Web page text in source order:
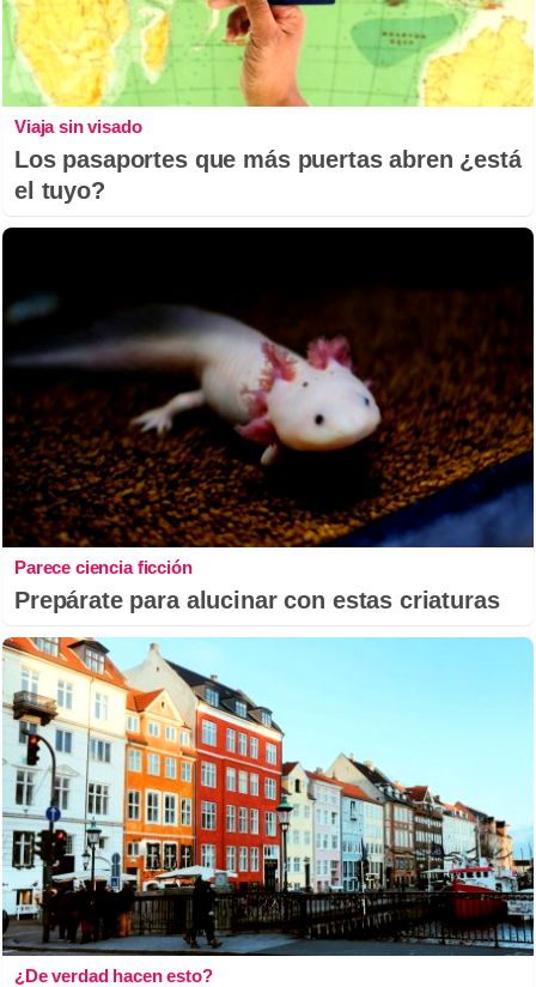
Viaja sin visado
Los pasaportes que más puertas abren ¿está
el tuyo?
Parece ciencia ficción
Prepárate para alucinar con estas criaturas
¿De verdad hacen esto?